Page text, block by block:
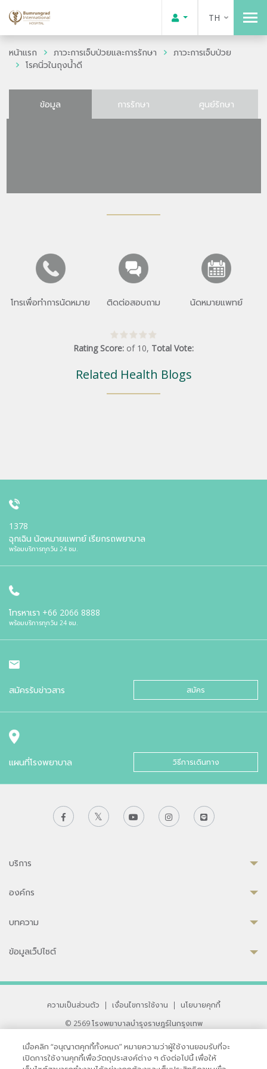
TH
หน้าแรก ภาวะการเจ็บป่วยและการรักษา
ภาวะการเจ็บป่วย
โรคนิ่วในถุงน้ำดี
ข้อมูล การรักษา ศูนย์รักษา
โทรเพื่อทำการนัดหมาย ติดต่อสอบถาม นัดหมายแพทย์
Rating Score: of 10, Total Vote:
Related Health Blogs
1378
ฉุกเฉิน นัดหมายแพทย์ เรียกรถพยาบาล
พร้อมบริการทุกวัน 24 ชม.
โทรหาเรา +66 2066 8888
พร้อมบริการทุกวัน 24 ชม.
สมัครรับข่าวสาร สมัคร
แผนที่โรงพยาบาล วิธีการเดินทาง
บริการ
องค์กร
บทความ
ข้อมูลเว็ปไซต์
ความเป็นส่วนตัว | เงื่อนไขการใช้งาน |
นโยบายคุกกี้
© 2569 โรงพยาบาลบำรุงราษฎร์ในกรุงเทพ
33 สุขุมวิท ซอย 3 เขตวัฒนา กรุงเทพ 10110 ประเทศไทย
หากท่านมีข้อคิดเห็นหรือปัญหาในการใช้เว็บไซต์ของเรา
เมื่อคลิก “อนุญาตคุกกี้ทั้งหมด” หมายความว่าผู้ใช้งานยอมรับที่จะ
เปิดการใช้งานคุกกี้เพื่อวัตถุประสงค์ต่าง ๆ ดังต่อไปนี้ เพื่อให้